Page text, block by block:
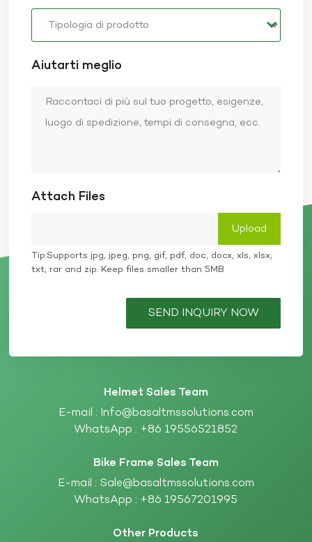
Aiutarti meglio
Attach Files
Tip:Supports jpg, jpeg, png, gif, pdf, doc, docx, xls, xlsx,
txt, rar and zip. Keep files smaller than 5MB
SEND INQUIRY NOW
Helmet Sales Team
E-mail : Info@basaltmssolutions.com
WhatsApp : +86 19556521852
Bike Frame Sales Team
E-mail : Sale@basaltmssolutions.com
WhatsApp : +86 19567201995
Other Products